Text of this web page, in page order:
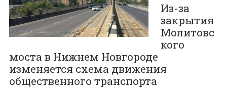
Из-за
закрытия
Молитовс
кого
моста в Нижнем Новгороде
изменяется схема движения
общественного транспорта